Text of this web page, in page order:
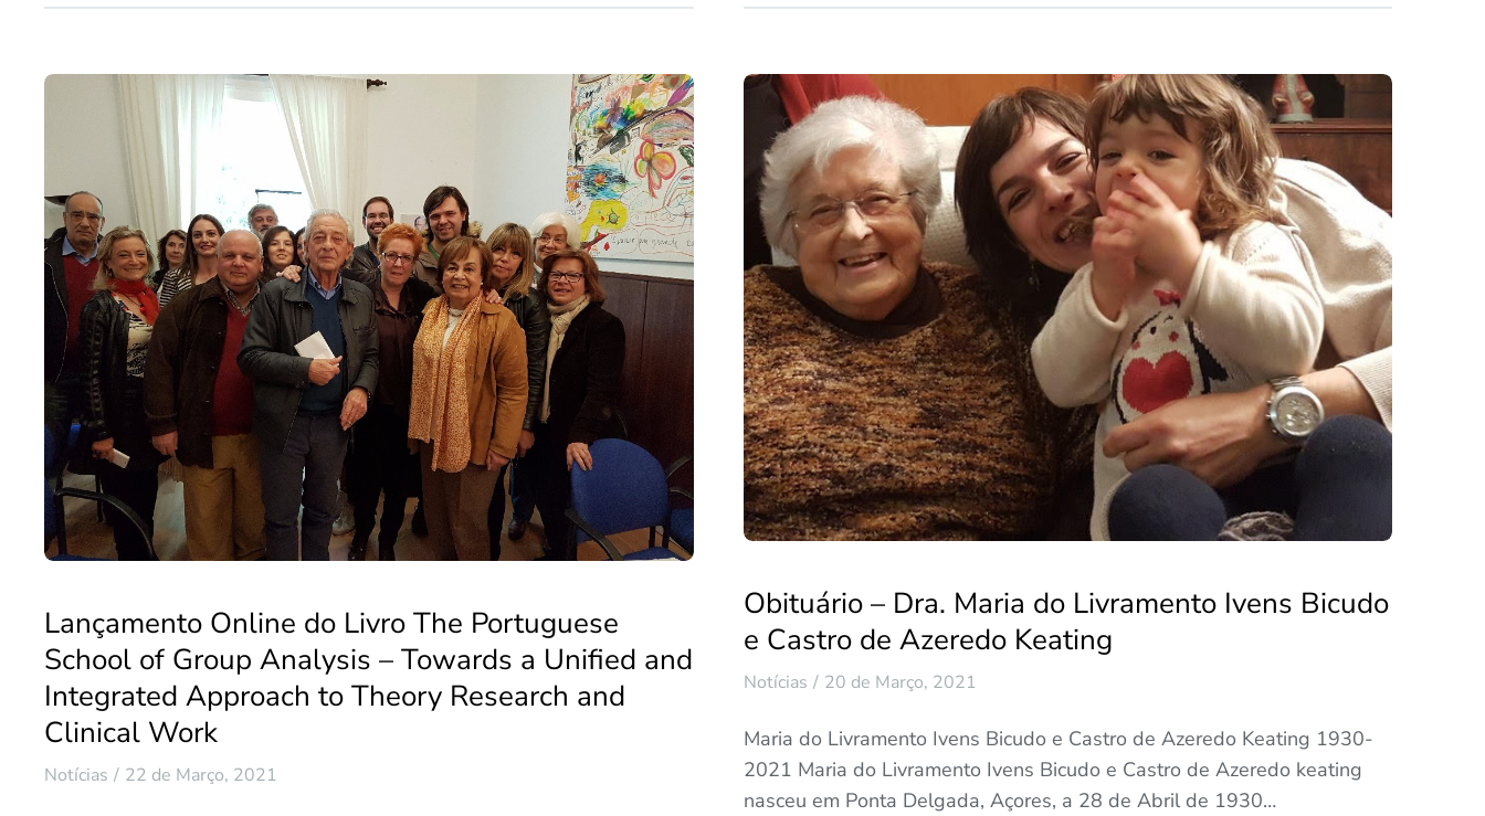
Lançamento Online do Livro The Portuguese
School of Group Analysis – Towards a Unified and
Integrated Approach to Theory Research and
Clinical Work
Notícias 22 de Março, 2021
Obituário – Dra. Maria do Livramento Ivens Bicudo
e Castro de Azeredo Keating
Notícias 20 de Março, 2021
Maria do Livramento Ivens Bicudo e Castro de Azeredo Keating 1930-
2021 Maria do Livramento Ivens Bicudo e Castro de Azeredo keating
nasceu em Ponta Delgada, Açores, a 28 de Abril de 1930…